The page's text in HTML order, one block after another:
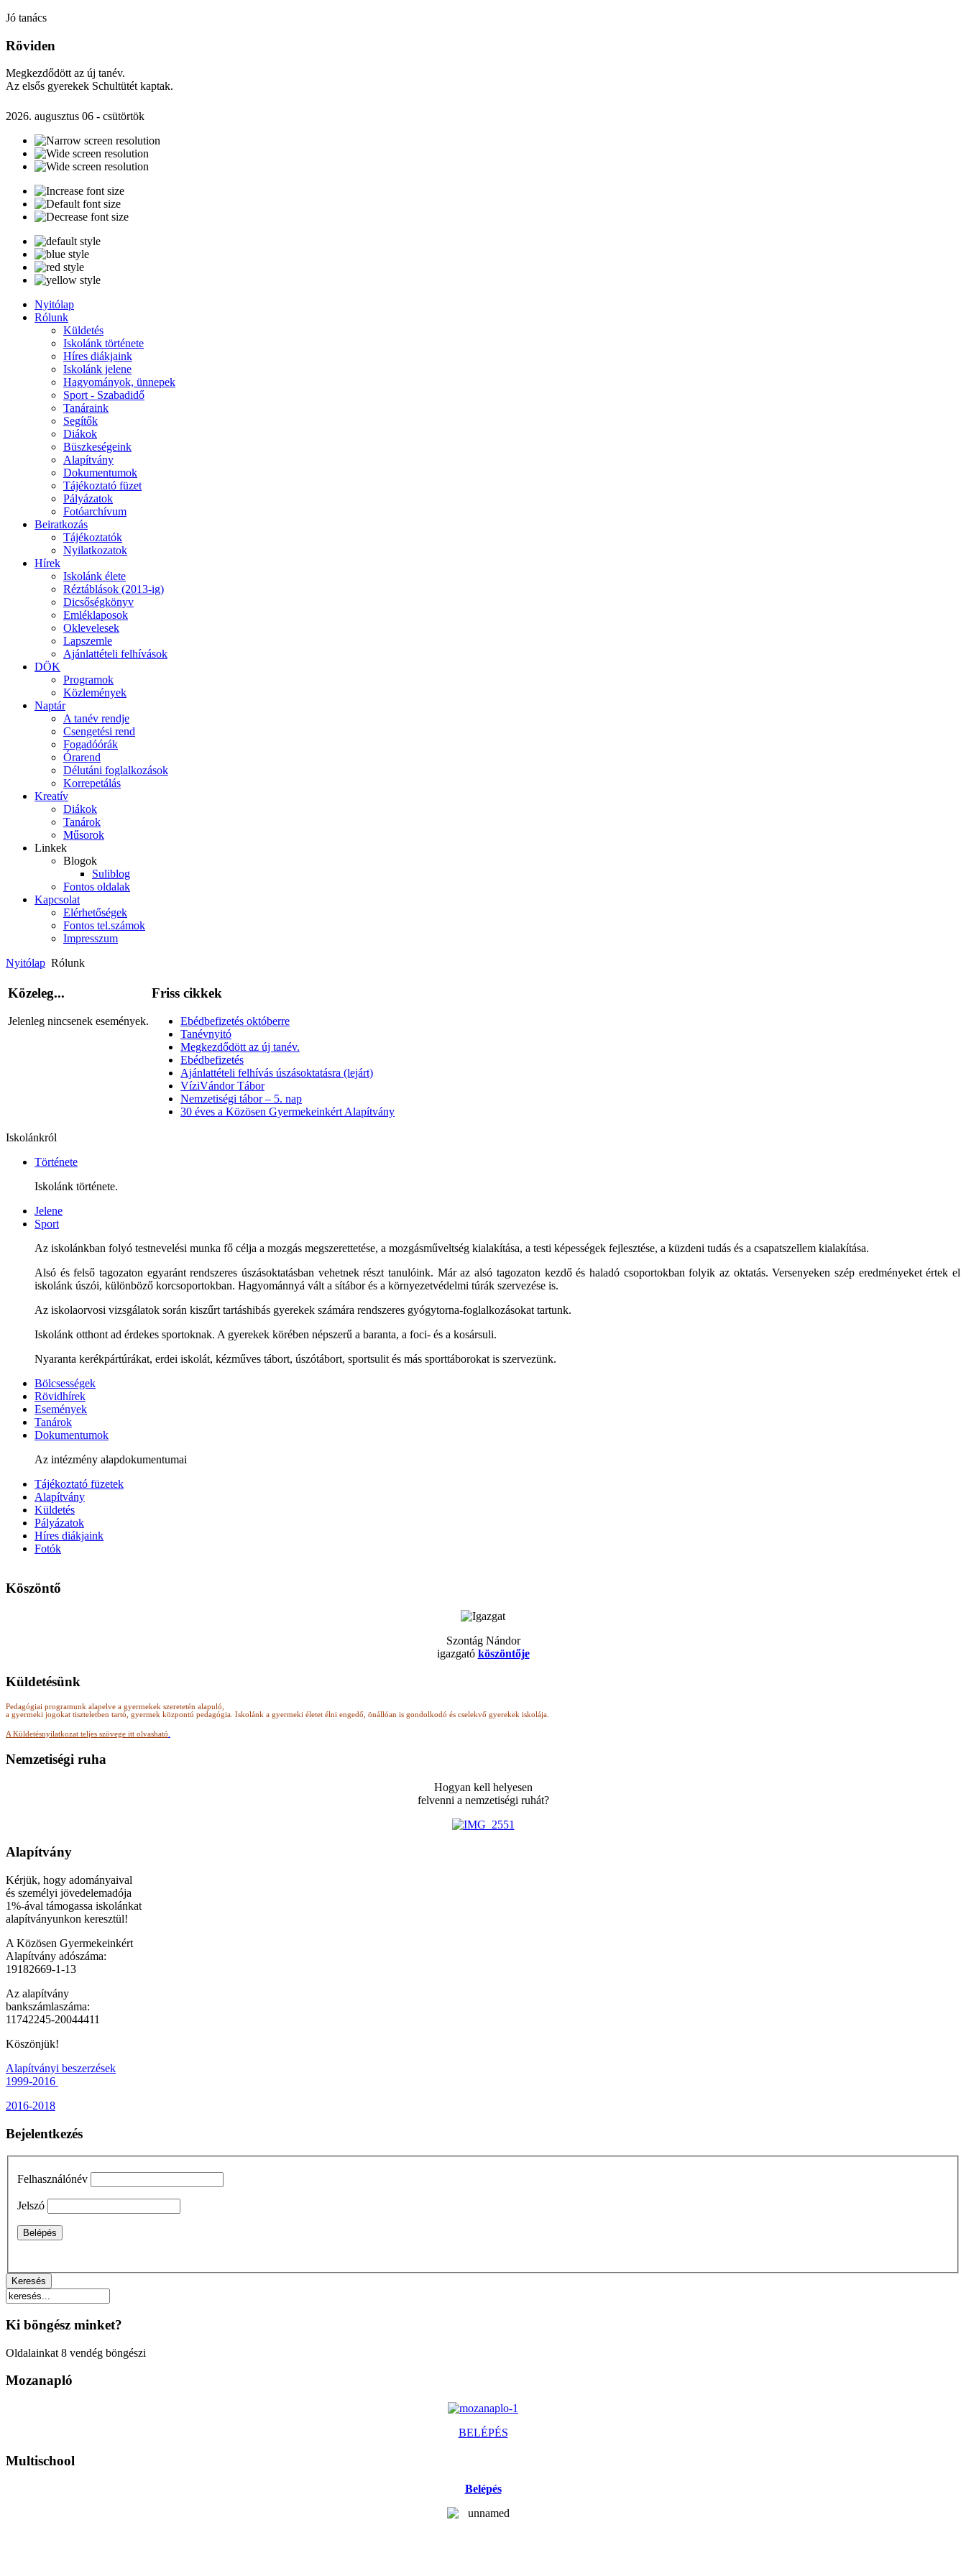
Jó tanács
Röviden
Megkezdődött az új tanév.
Az elsős gyerekek Schultütét kaptak.
2026. augusztus 06 - csütörtök
Nyitólap
Rólunk
Küldetés
Iskolánk története
Híres diákjaink
Iskolánk jelene
Hagyományok, ünnepek
Sport - Szabadidő
Tanáraink
Segítők
Diákok
Büszkeségeink
Alapítvány
Dokumentumok
Tájékoztató füzet
Pályázatok
Fotóarchívum
Beiratkozás
Tájékoztatók
Nyilatkozatok
Hírek
Iskolánk élete
Réztáblások (2013-ig)
Dicsőségkönyv
Emléklaposok
Oklevelesek
Lapszemle
Ajánlattételi felhívások
DÖK
Programok
Közlemények
Naptár
A tanév rendje
Csengetési rend
Fogadóórák
Órarend
Délutáni foglalkozások
Korrepetálás
Kreatív
Diákok
Tanárok
Műsorok
Linkek
Blogok
Suliblog
Fontos oldalak
Kapcsolat
Elérhetőségek
Fontos tel.számok
Impresszum
Nyitólap Rólunk
Közeleg...
Jelenleg nincsenek események.
Friss cikkek
Ebédbefizetés októberre
Tanévnyitó
Megkezdődött az új tanév.
Ebédbefizetés
Ajánlattételi felhívás úszásoktatásra (lejárt)
VíziVándor Tábor
Nemzetiségi tábor – 5. nap
30 éves a Közösen Gyermekeinkért Alapítvány
Iskolánkról
Története
Iskolánk története.
Jelene
Sport
Az iskolánkban folyó testnevelési munka fő célja a mozgás megszerettetése, a mozgásműveltség kialakítása, a testi képességek fejlesztése, a küzdeni tudás és a csapatszellem kialakítása.
Alsó és felső tagozaton egyaránt rendszeres úszásoktatásban vehetnek részt tanulóink. Már az alsó tagozaton kezdő és haladó csoportokban folyik az oktatás. Versenyeken szép eredményeket értek el
iskolánk úszói, különböző korcsoportokban. Hagyománnyá vált a sítábor és a környezetvédelmi túrák szervezése is.
Az iskolaorvosi vizsgálatok során kiszűrt tartáshibás gyerekek számára rendszeres gyógytorna-foglalkozásokat tartunk.
Iskolánk otthont ad érdekes sportoknak. A gyerekek körében népszerű a baranta, a foci- és a kosársuli.
Nyaranta kerékpártúrákat, erdei iskolát, kézműves tábort, úszótábort, sportsulit és más sporttáborokat is szervezünk.
Bölcsességek
Rövidhírek
Események
Tanárok
Dokumentumok
Az intézmény alapdokumentumai
Tájékoztató füzetek
Alapítvány
Küldetés
Pályázatok
Híres diákjaink
Fotók
Köszöntő
Szontág Nándor
igazgató köszöntője
Küldetésünk
Pedagógiai programunk alapelve a gyermekek szeretetén alapuló,
a gyermeki jogokat tiszteletben tartó, gyermek központú pedagógia. Iskolánk a gyermeki életet élni engedő, önállóan is gondolkodó és cselekvő gyerekek iskolája.
A Küldetésnyilatkozat teljes szövege itt olvasható.
Nemzetiségi ruha
Hogyan kell helyesen
felvenni a nemzetiségi ruhát?
Alapítvány
Kérjük, hogy adományaival
és személyi jövedelemadója
1%-ával támogassa iskolánkat
alapítványunkon keresztül!
A Közösen Gyermekeinkért
Alapítvány adószáma:
19182669-1-13
Az alapítvány
bankszámlaszáma:
11742245-20044411
Köszönjük!
Alapítványi beszerzések
1999-2016
2016-2018
Bejelentkezés
Felhasználónév
Jelszó
Ki böngész minket?
Oldalainkat 8 vendég böngészi
Mozanapló
BELÉPÉS
Multischool
Belépés